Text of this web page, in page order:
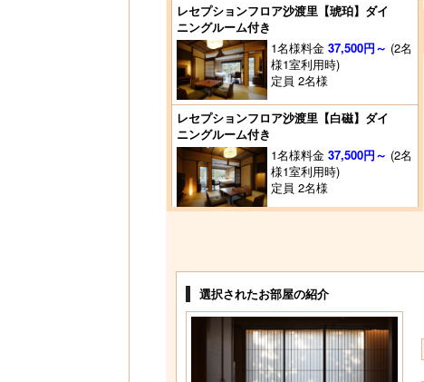
レセプションフロア沙渡里【琥珀】ダイ
ニングルーム付き
1名様料金37,500円～ (2名
様1室利用時)
定員 2名様
レセプションフロア沙渡里【白磁】ダイ
ニングルーム付き
1名様料金37,500円～ (2名
様1室利用時)
定員 2名様
選択されたお部屋の紹介